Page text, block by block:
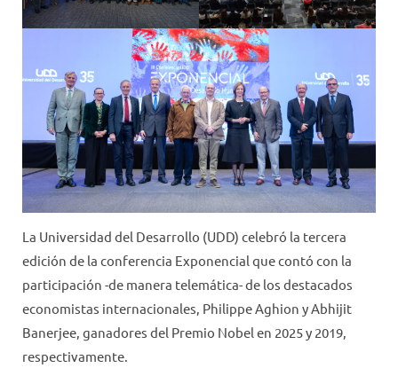
La Universidad del Desarrollo (UDD) celebró la tercera
edición de la conferencia Exponencial que contó con la
participación -de manera telemática- de los destacados
economistas internacionales, Philippe Aghion y Abhijit
Banerjee, ganadores del Premio Nobel en 2025 y 2019,
respectivamente.